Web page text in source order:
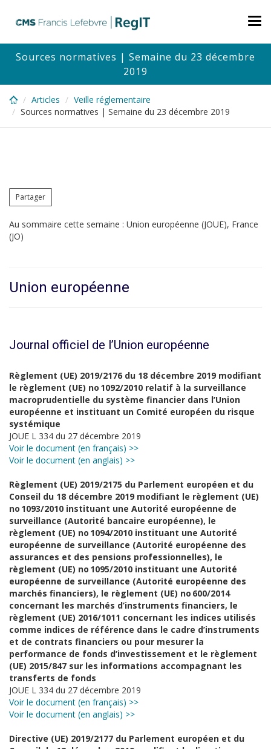
content
Sources normatives | Semaine du 23 décembre
2019
Articles
Veille réglementaire
Sources normatives | Semaine du 23 décembre 2019
Partager
Au sommaire cette semaine : Union européenne (JOUE), France
(JO)
Union européenne
Journal officiel de l’Union européenne
Règlement (UE) 2019/2176 du 18 décembre 2019 modifiant
le règlement (UE) no 1092/2010 relatif à la surveillance
macroprudentielle du système financier dans l’Union
européenne et instituant un Comité européen du risque
systémique
JOUE L 334 du 27 décembre 2019
Voir le document (en français) >>
Voir le document (en anglais) >>
Règlement (UE) 2019/2175 du Parlement européen et du
Conseil du 18 décembre 2019 modifiant le règlement (UE)
no 1093/2010 instituant une Autorité européenne de
surveillance (Autorité bancaire européenne), le
règlement (UE) no 1094/2010 instituant une Autorité
européenne de surveillance (Autorité européenne des
assurances et des pensions professionnelles), le
règlement (UE) no 1095/2010 instituant une Autorité
européenne de surveillance (Autorité européenne des
marchés financiers), le règlement (UE) no 600/2014
concernant les marchés d’instruments financiers, le
règlement (UE) 2016/1011 concernant les indices utilisés
comme indices de référence dans le cadre d’instruments
et de contrats financiers ou pour mesurer la
performance de fonds d’investissement et le règlement
(UE) 2015/847 sur les informations accompagnant les
transferts de fonds
JOUE L 334 du 27 décembre 2019
Voir le document (en français) >>
Voir le document (en anglais) >>
Directive (UE) 2019/2177 du Parlement européen et du